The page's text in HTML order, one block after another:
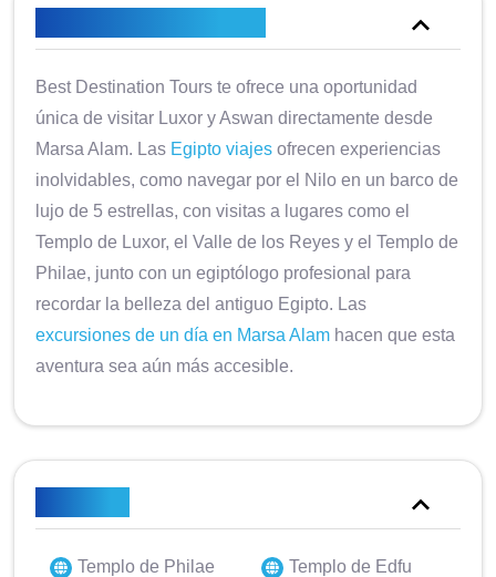
Best Destination Tours te ofrece una oportunidad
única de visitar Luxor y Aswan directamente desde
Marsa Alam. Las Egipto viajes ofrecen experiencias
inolvidables, como navegar por el Nilo en un barco de
lujo de 5 estrellas, con visitas a lugares como el
Templo de Luxor, el Valle de los Reyes y el Templo de
Philae, junto con un egiptólogo profesional para
recordar la belleza del antiguo Egipto. Las
excursiones de un día en Marsa Alam hacen que esta
aventura sea aún más accesible.
Templo de Philae Templo de Edfu